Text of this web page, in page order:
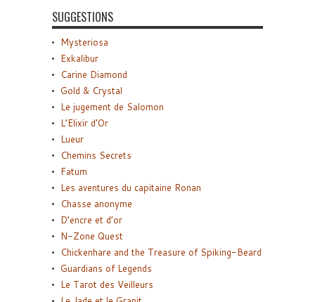
SUGGESTIONS
Mysteriosa
Exkalibur
Carine Diamond
Gold & Crystal
Le jugement de Salomon
L’Elixir d’Or
Lueur
Chemins Secrets
Fatum
Les aventures du capitaine Ronan
Chasse anonyme
D’encre et d’or
N-Zone Quest
Chickenhare and the Treasure of Spiking-Beard
Guardians of Legends
Le Tarot des Veilleurs